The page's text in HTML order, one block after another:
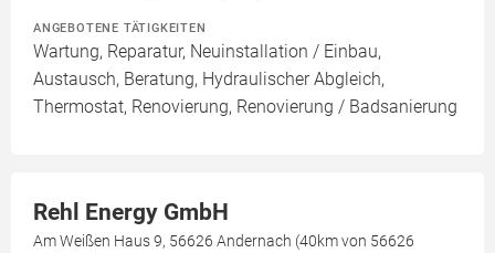
ANGEBOTENE TÄTIGKEITEN
Wartung, Reparatur, Neuinstallation / Einbau,
Austausch, Beratung, Hydraulischer Abgleich,
Thermostat, Renovierung, Renovierung / Badsanierung
Rehl Energy GmbH
Am Weißen Haus 9, 56626 Andernach (40km von 56626